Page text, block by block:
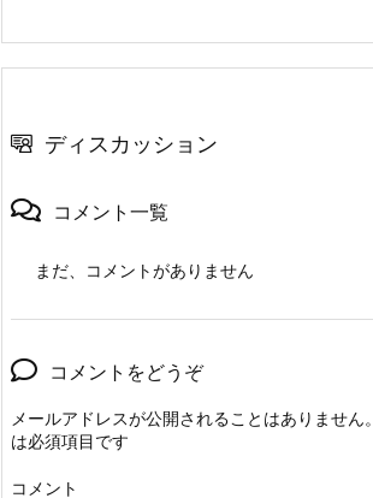
ディスカッション
コメント一覧
まだ、コメントがありません
コメントをどうぞ
メールアドレスが公開されることはありません。
は必須項目です
コメント